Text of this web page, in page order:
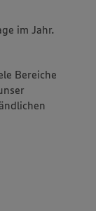
im Jahr.
Bereiche